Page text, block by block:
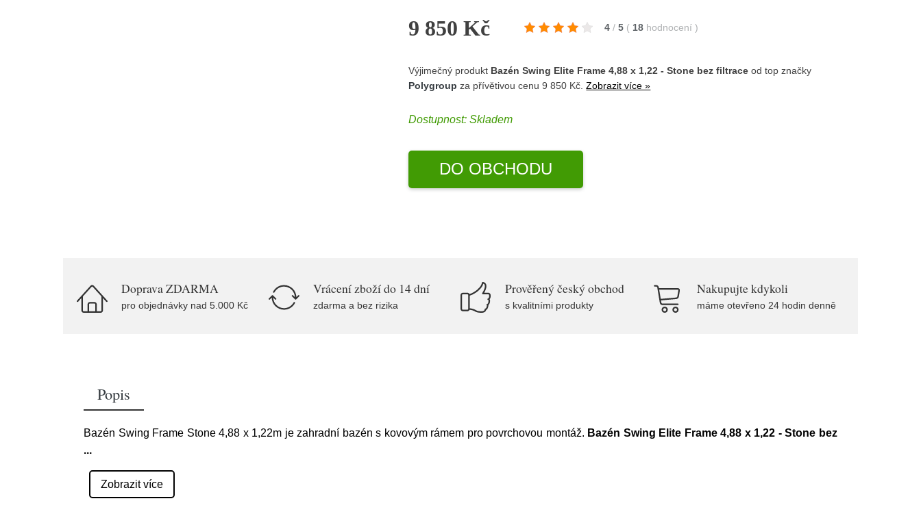
9 850 Kč 4 / 5 ( 18 hodnocení)
Výjimečný produkt Bazén Swing Elite Frame 4,88 x 1,22 - Stone bez filtrace od top značky
Polygroup za přívětivou cenu 9 850 Kč.Zobrazit více »
Dostupnost:Skladem
DO OBCHODU
Doprava ZDARMA
pro objednávky nad 5.000 Kč
Vrácení zboží do 14 dní
zdarma a bez rizika
Prověřený český obchod
s kvalitními produkty
Nakupujte kdykoli
máme otevřeno 24 hodin denně
Popis
Bazén Swing Frame Stone 4,88 x 1,22m je zahradní bazén s kovovým rámem pro povrchovou montáž. Bazén Swing Elite Frame 4,88 x 1,22 - Stone bez
...
Zobrazit více